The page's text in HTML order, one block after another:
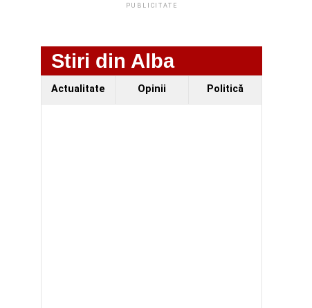
PUBLICITATE
Stiri din Alba
Actualitate Opinii Politică